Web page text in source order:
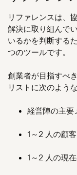
リファレンスは、
解決に取り組んで
いるかを判断する
つのツールです。
創業者が目指すべき
リストに次のよう
経営陣の主要
1～2 人の顧客
1～2 人の現